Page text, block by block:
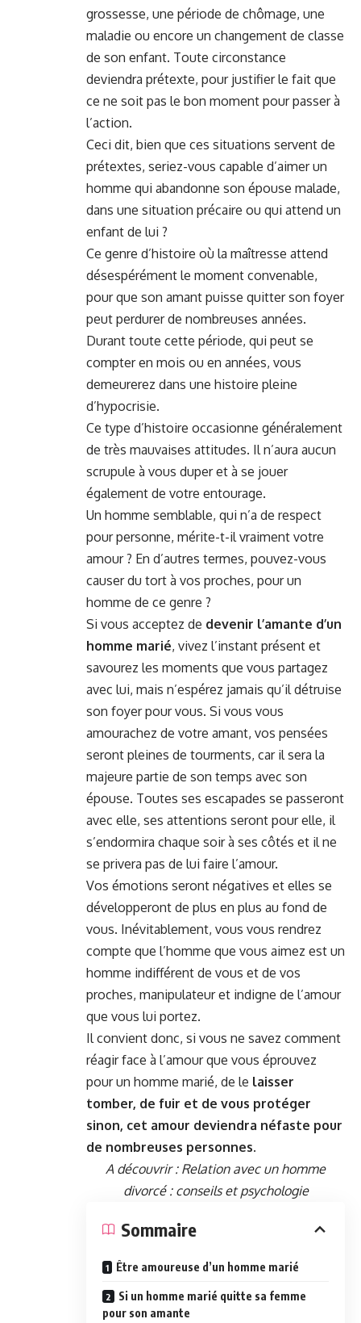
grossesse, une période de chômage, une
maladie ou encore un changement de classe
de son enfant. Toute circonstance
deviendra prétexte, pour justifier le fait que
ce ne soit pas le bon moment pour passer à
l’action.
Ceci dit, bien que ces situations servent de
prétextes, seriez-vous capable d’aimer un
homme qui abandonne son épouse malade,
dans une situation précaire ou qui attend un
enfant de lui ?
Ce genre d’histoire où la maîtresse attend
désespérément le moment convenable,
pour que son amant puisse quitter son foyer
peut perdurer de nombreuses années.
Durant toute cette période, qui peut se
compter en mois ou en années, vous
demeurerez dans une histoire pleine
d’hypocrisie.
Ce type d’histoire occasionne généralement
de très mauvaises attitudes. Il n’aura aucun
scrupule à vous duper et à se jouer
également de votre entourage.
Un homme semblable, qui n’a de respect
pour personne, mérite-t-il vraiment votre
amour ? En d’autres termes, pouvez-vous
causer du tort à vos proches, pour un
homme de ce genre ?
Si vous acceptez de devenir l’amante d’un
homme marié, vivez l’instant présent et
savourez les moments que vous partagez
avec lui, mais n’espérez jamais qu’il détruise
son foyer pour vous. Si vous vous
amourachez de votre amant, vos pensées
seront pleines de tourments, car il sera la
majeure partie de son temps avec son
épouse. Toutes ses escapades se passeront
avec elle, ses attentions seront pour elle, il
s’endormira chaque soir à ses côtés et il ne
se privera pas de lui faire l’amour.
Vos émotions seront négatives et elles se
développeront de plus en plus au fond de
vous. Inévitablement, vous vous rendrez
compte que l’homme que vous aimez est un
homme indifférent de vous et de vos
proches, manipulateur et indigne de l’amour
que vous lui portez.
Il convient donc, si vous ne savez comment
réagir face à l’amour que vous éprouvez
pour un homme marié, de le laisser
tomber, de fuir et de vous protéger
sinon, cet amour deviendra néfaste pour
de nombreuses personnes.
A découvrir : Relation avec un homme
divorcé : conseils et psychologie
Sommaire
Être amoureuse d’un homme marié
Si un homme marié quitte sa femme
pour son amante